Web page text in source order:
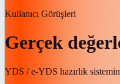
Kullanıcı Görüşleri
Gerçek
YDS / e-YDS hazırlık